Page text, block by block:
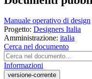
Manuale operativo di design
Progetto: Designers Italia
Amministrazione: italia
Cerca nel documento
Informazioni
versione-corrente